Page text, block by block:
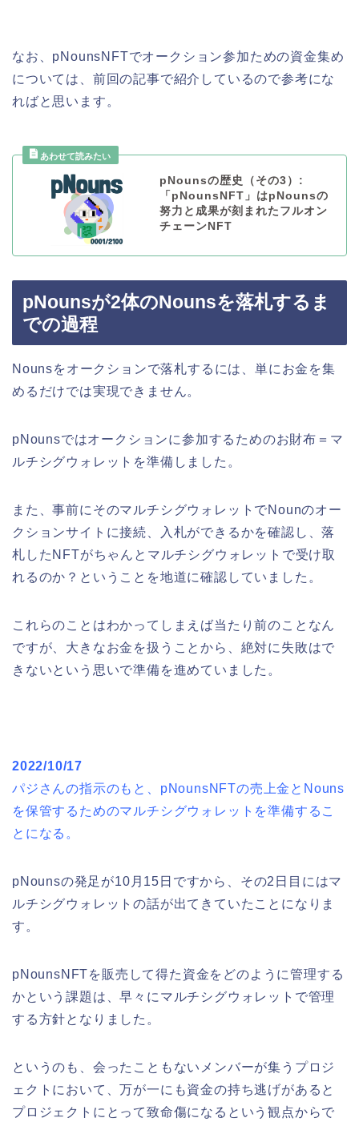
なお、pNounsNFTでオークション参加ための資金集め
については、前回の記事で紹介しているので参考にな
ればと思います。
pNounsの歴史（その3）:
「pNounsNFT」はpNounsの
努力と成果が刻まれたフルオン
チェーンNFT
pNounsが2体のNounsを落札するま
での過程
Nounsをオークションで落札するには、単にお金を集
めるだけでは実現できません。
pNounsではオークションに参加するためのお財布＝マ
ルチシグウォレットを準備しました。
また、事前にそのマルチシグウォレットでNounのオー
クションサイトに接続、入札ができるかを確認し、落
札したNFTがちゃんとマルチシグウォレットで受け取
れるのか？ということを地道に確認していました。
これらのことはわかってしまえば当たり前のことなん
ですが、大きなお金を扱うことから、絶対に失敗はで
きないという思いで準備を進めていました。
2022/10/17
パジさんの指示のもと、pNounsNFTの売上金とNouns
を保管するためのマルチシグウォレットを準備するこ
とになる。
pNounsの発足が10月15日ですから、その2日目にはマ
ルチシグウォレットの話が出てきていたことになりま
す。
pNounsNFTを販売して得た資金をどのように管理する
かという課題は、早々にマルチシグウォレットで管理
する方針となりました。
というのも、会ったこともないメンバーが集うプロジ
ェクトにおいて、万が一にも資金の持ち逃げがあると
プロジェクトにとって致命傷になるという観点からで